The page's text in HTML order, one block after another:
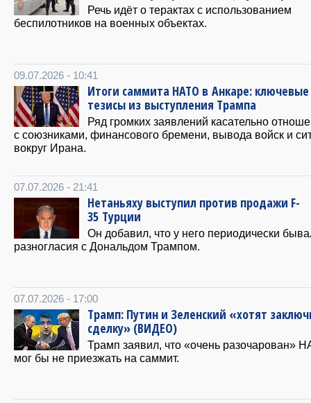
Речь идёт о терактах с использованием
беспилотников на военных объектах.
09.07.2026 - 10:41
Итоги саммита НАТО в Анкаре: ключевые
тезисы из выступления Трампа
Ряд громких заявлений касательно
с союзниками, финансового бремени, вывода войск и
вокруг Ирана.
07.07.2026 - 21:41
Нетаньяху выступил против продажи F-
35 Турции
Он добавил, что у него периодически
разногласия с Дональдом Трампом.
07.07.2026 - 17:00
Трамп: Путин и Зеленский «хотят
сделку» (ВИДЕО)
Трамп заявил, что «очень разочарован»
мог бы не приезжать на саммит.